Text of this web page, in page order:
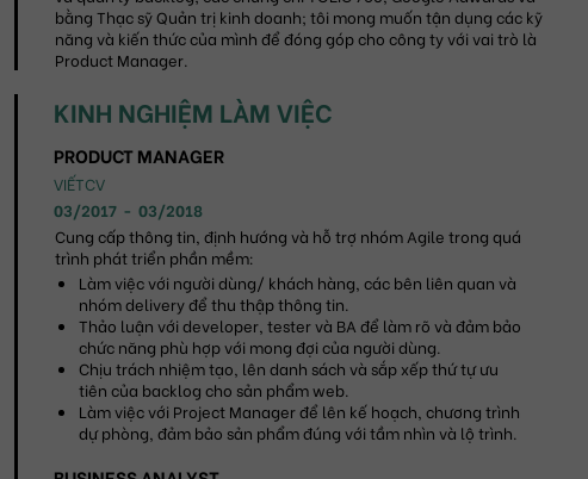
bằng Thạc sỹ Quản trị kinh doanh; tôi mong muốn tận dụng các kỹ
năng và kiến thức của mình để đóng góp cho công ty với vai trò là
Product Manager.
KINH NGHIỆM LÀM VIỆC
PRODUCT MANAGER
VIẾTCV
03/2017 - 03/2018
Cung cấp thông tin, định hướng và hỗ trợ nhóm Agile trong quá
trình phát triển phần mềm:
Làm việc với người dùng/ khách hàng, các bên liên quan và
nhóm delivery để thu thập thông tin.
Thảo luận với developer, tester và BA để làm rõ và đảm bảo
chức năng phù hợp với mong đợi của người dùng.
Chịu trách nhiệm tạo, lên danh sách và sắp xếp thứ tự ưu
tiên của backlog cho sản phẩm web.
Làm việc với Project Manager để lên kế hoạch, chương trình
dự phòng, đảm bảo sản phẩm đúng với tầm nhìn và lộ trình.